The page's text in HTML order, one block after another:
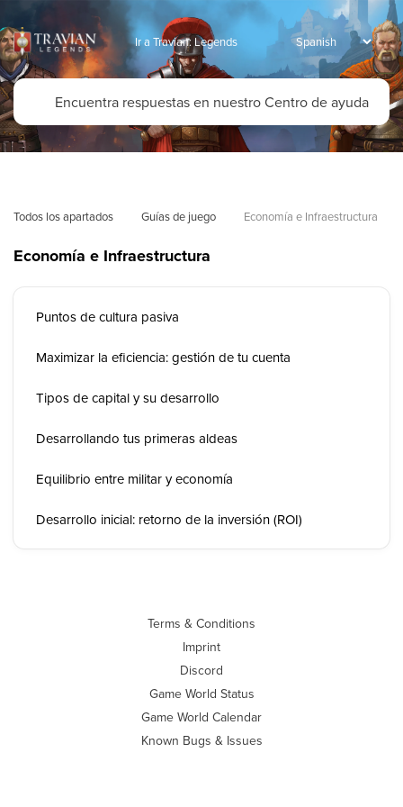
Ir a Travian: Legends
Todos los apartados Guías de juego Economía e Infraestructura
Economía e Infraestructura
Puntos de cultura pasiva
Maximizar la eficiencia: gestión de tu cuenta
Tipos de capital y su desarrollo
Desarrollando tus primeras aldeas
Equilibrio entre militar y economía
Desarrollo inicial: retorno de la inversión (ROI)
Terms & Conditions
Imprint
Discord
Game World Status
Game World Calendar
Known Bugs & Issues